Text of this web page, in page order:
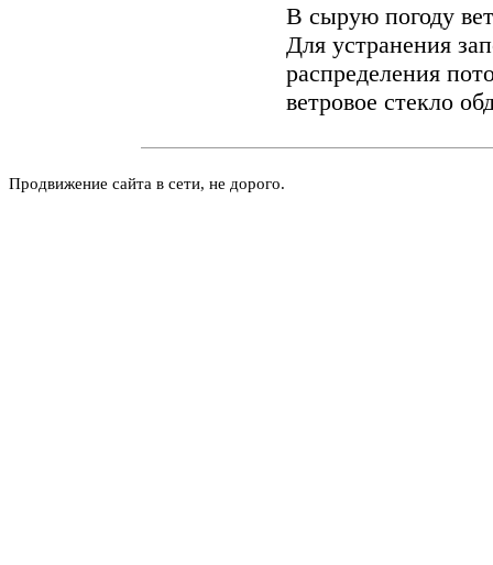
В сырую погоду
Для устранения
распределения
ветровое стекло
Продвижение сайта в сети, не дорого.